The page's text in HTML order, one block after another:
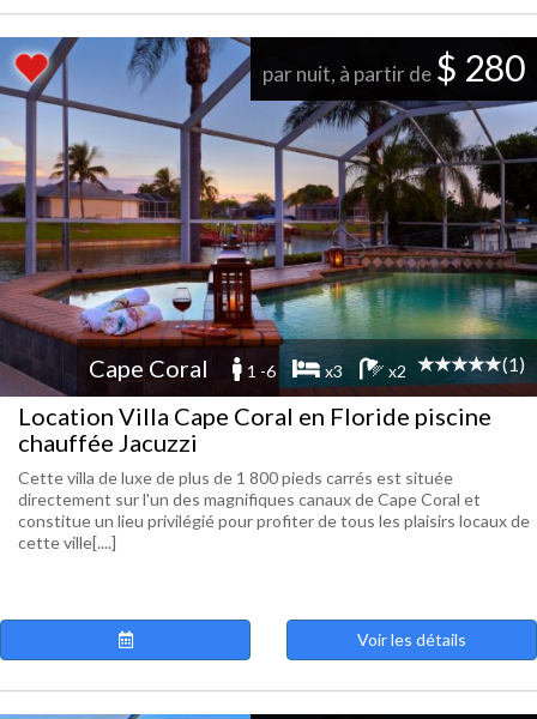
par nuit, à partir de $ 280
Cape Coral 1 -6 x3 x2 (1)
Location Villa Cape Coral en Floride piscine
chauffée Jacuzzi
Cette villa de luxe de plus de 1 800 pieds carrés est située
directement sur l'un des magnifiques canaux de Cape Coral et
constitue un lieu privilégié pour profiter de tous les plaisirs locaux de
cette ville[....]
Voir les détails